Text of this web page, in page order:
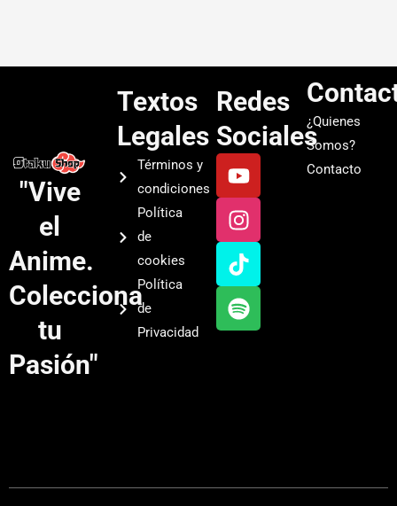
"Vive
el
Anime.
Colecciona
tu
Pasión"
Textos
Legales
Términos y
condiciones
Política
de
cookies
Política
de
Privacidad
Redes
Sociales
Y
o
u
t
u
b
e
I
n
s
t
a
g
r
a
T
i
k
t
o
k
S
p
o
t
i
f
y
¿Quienes
Somos?
Contacto